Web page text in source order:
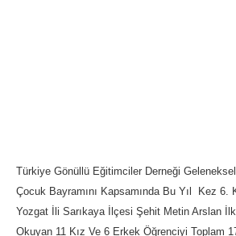
Türkiye Gönüllü Eğitimciler Derneği
Çocuk Bayramını Kapsamında Bu Yıl Kez 6.
Yozgat İli Sarıkaya İlçesi Şehit Metin Arslan
Okuyan 11 Kız Ve 6 Erkek Öğrenciyi Toplam